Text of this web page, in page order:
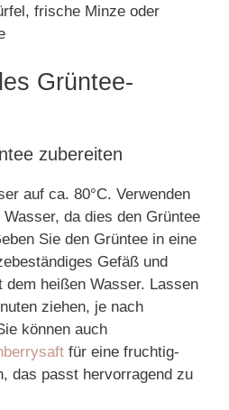
frische Minze oder
Grüntee-
zubereiten
auf ca. 80°C. Verwenden
da dies den Grüntee
Sie den Grüntee in eine
Gefäß und
dem heißen Wasser. Lassen
ziehen, je nach
können auch
für eine fruchtig-
das passt hervorragend zu